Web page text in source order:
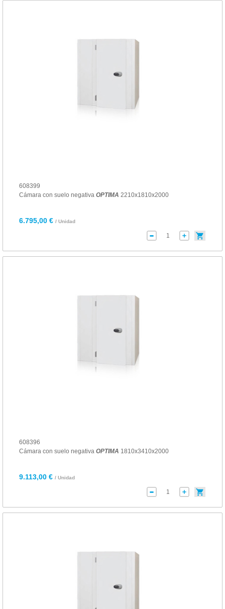
608399
Cámara con suelo negativa OPTIMA 2210x1810x2000
6.795,00 € / Unidad
608396
Cámara con suelo negativa OPTIMA 1810x3410x2000
9.113,00 € / Unidad